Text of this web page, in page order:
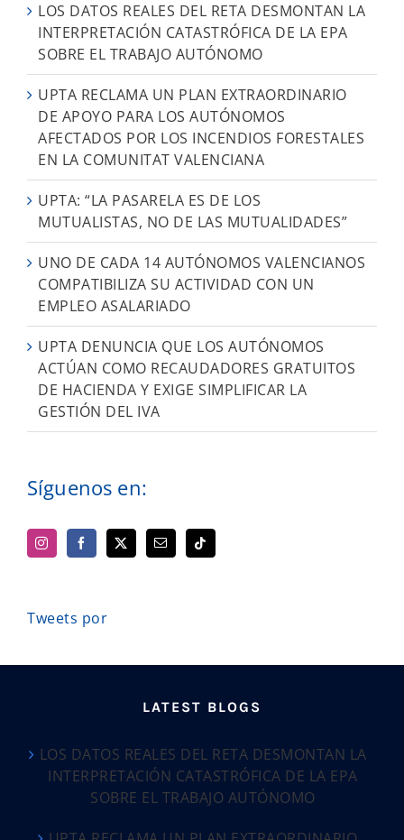
LOS DATOS REALES DEL RETA DESMONTAN LA
INTERPRETACIÓN CATASTRÓFICA DE LA EPA
SOBRE EL TRABAJO AUTÓNOMO
UPTA RECLAMA UN PLAN EXTRAORDINARIO
DE APOYO PARA LOS AUTÓNOMOS
AFECTADOS POR LOS INCENDIOS FORESTALES
EN LA COMUNITAT VALENCIANA
UPTA: “LA PASARELA ES DE LOS
MUTUALISTAS, NO DE LAS MUTUALIDADES”
UNO DE CADA 14 AUTÓNOMOS VALENCIANOS
COMPATIBILIZA SU ACTIVIDAD CON UN
EMPLEO ASALARIADO
UPTA DENUNCIA QUE LOS AUTÓNOMOS
ACTÚAN COMO RECAUDADORES GRATUITOS
DE HACIENDA Y EXIGE SIMPLIFICAR LA
GESTIÓN DEL IVA
Síguenos en:
Tweets por
LATEST BLOGS
LOS DATOS REALES DEL RETA DESMONTAN LA
INTERPRETACIÓN CATASTRÓFICA DE LA EPA
SOBRE EL TRABAJO AUTÓNOMO